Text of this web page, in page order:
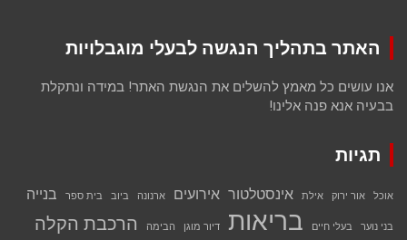
האתר בתהליך הנגשה לבעלי מוגבלויות
אנו עושים כל מאמץ להשלים את הנגשת האתר! במידה ונתקלת
בבעיה אנא פנה אלינו!
תגיות
אוכל אור ירוק אילת אינסטלטור אירועים ארנונה ביוב בית ספר בנייה
בני נוער בעלי חיים בריאות דיור מוגן הבימה הרכבת הקלה